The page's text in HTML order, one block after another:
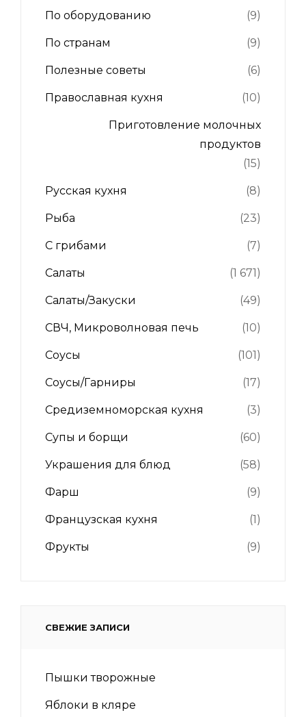
По оборудованию (9)
По странам (9)
Полезные советы (6)
Православная кухня (10)
Приготовление молочных
продуктов
(15)
Русская кухня (8)
Рыба (23)
С грибами (7)
Салаты (1 671)
Салаты/Закуски (49)
СВЧ, Микроволновая печь (10)
Соусы (101)
Соусы/Гарниры (17)
Средиземноморская кухня (3)
Супы и борщи (60)
Украшения для блюд (58)
Фарш (9)
Французская кухня (1)
Фрукты (9)
СВЕЖИЕ ЗАПИСИ
Пышки творожные
Яблоки в кляре